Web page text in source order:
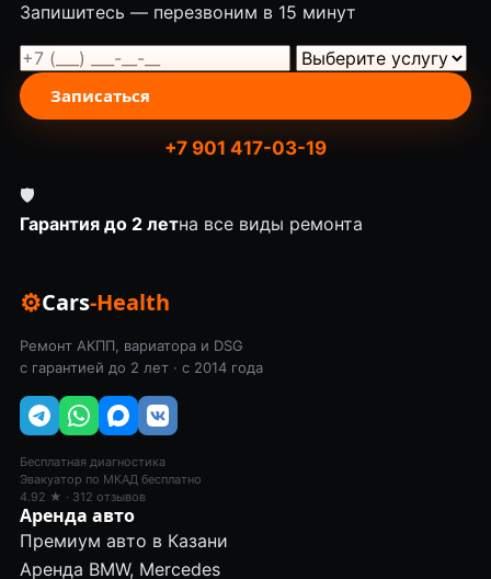
Запишитесь — перезвоним в 15 минут
Записаться
+7 901 417-03-19
🛡
Гарантия до 2 летна все виды ремонта
⚙Cars-Health
Ремонт АКПП, вариатора и DSG
с гарантией до 2 лет · с 2014 года
Бесплатная диагностика
Эвакуатор по МКАД бесплатно
4.92 ★ · 312 отзывов
Аренда авто
Премиум авто в Казани
Аренда BMW, Mercedes